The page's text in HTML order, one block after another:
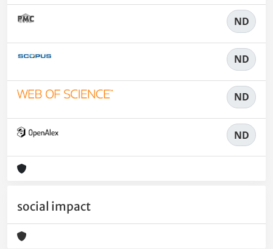
ND
ND
ND
ND
social impact